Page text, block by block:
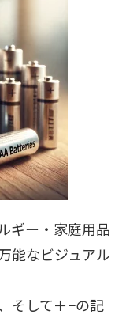
ギー・家庭用品
能なビジュアル
そして＋−の記